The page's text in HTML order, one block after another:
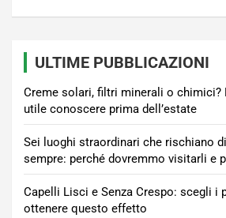
ULTIME PUBBLICAZIONI
Creme solari, filtri minerali o chimici?
utile conoscere prima dell’estate
Sei luoghi straordinari che rischiano
sempre: perché dovremmo visitarli e
Capelli Lisci e Senza Crespo: scegli i
ottenere questo effetto